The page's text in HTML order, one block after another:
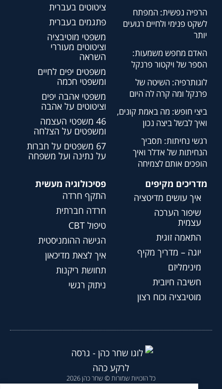
הרפיה נפשית: המפתח
לשקט פנימי ולחיים רגועים
יותר
האדם מחפש משמעות:
הספר של ויקטור פרנקל
לוגותרפיה: השיטה של
פרנקל ומה קרה לה היום
ביצי חופש: מה באמת קונים,
ואיך לבשל ביצה נכון
רגשי נחיתות: תסביך
הנחיתות של אדלר ואיך
הופכים אותם לצמיחה
ציטוטים בעברית
פתגמים בעברית
משפטי מוטיבציה
וציטוטים מעוררי
השראה
משפטים יפים לחיים
ומשפטי חכמה
משפטי אהבה יפים
וציטוטים על אהבה
46 משפטי העצמה
ומשפטים על הצלחה
67 משפטים על חברות
על נתינה ועל משפחה
מדריכים מקיפים
איך עושים מדיטציה
שיפור הערכה
עצמית
התאמה זוגית
יוגה – מדריך מקיף
מינימליזם
חשיבה חיובית
מוטיבציה וכוח רצון
פסיכולוגיה מעשית
התקף חרדה
חרדה חברתית
טיפול CBT
הגישה ההומניסטית
איך לצאת מדיכאון
תחושת ריקנות
ניתוק רגשי
כל הזכויות שמורות © שחר כהן 2026